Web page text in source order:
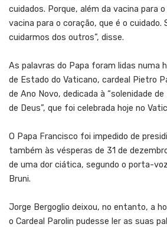
cuidados. Porque, além da vacina para
vacina para o coração, que é o cuidado.
cuidarmos dos outros”, disse.
As palavras do Papa foram lidas numa
de Estado do Vaticano, cardeal Pietro
de Ano Novo, dedicada à “solenidade
de Deus”, que foi celebrada hoje no
O Papa Francisco foi impedido de
também às vésperas de 31 de
de uma dor ciática, segundo o porta-
Bruni.
Jorge Bergoglio deixou, no entanto, a
o Cardeal Parolin pudesse ler as suas